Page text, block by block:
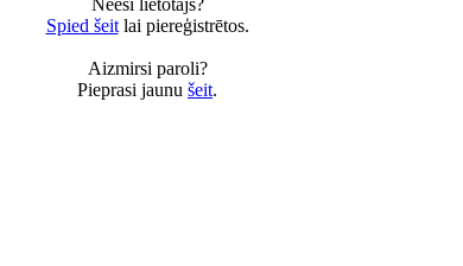
Neesi lietotājs?
Spied šeitlai piereģistrētos.
Aizmirsi paroli?
Pieprasi jaunu šeit.